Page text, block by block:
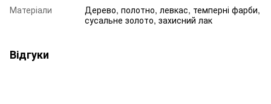
Матеріали
Дерево, полотно, левкас, темперні фарби,
сусальне золото, захисний лак
Відгуки